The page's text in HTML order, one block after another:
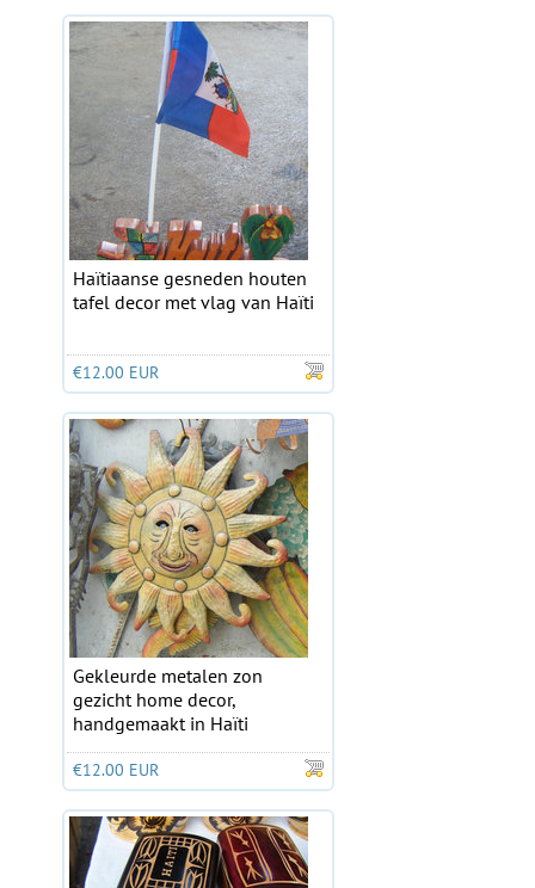
Haïtiaanse gesneden houten
tafel decor met vlag van Haïti
€12.00 EUR
Gekleurde metalen zon
gezicht home decor,
handgemaakt in Haïti
€12.00 EUR